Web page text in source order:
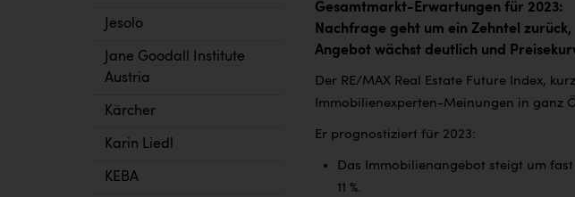
Jesolo
Jane Goodall Institute
Austria
Kärcher
Karin Liedl
KEBA
Gesamtmarkt-Erwartungen für 2023:
Nachfrage geht um ein Zehntel zurück,
Angebot wächst deutlich und
Der RE/MAX Real Estate Future Index,
Immobilienexperten-Meinungen in ganz
Er prognostiziert für 2023:
Das Immobilienangebot steigt um
11 %.